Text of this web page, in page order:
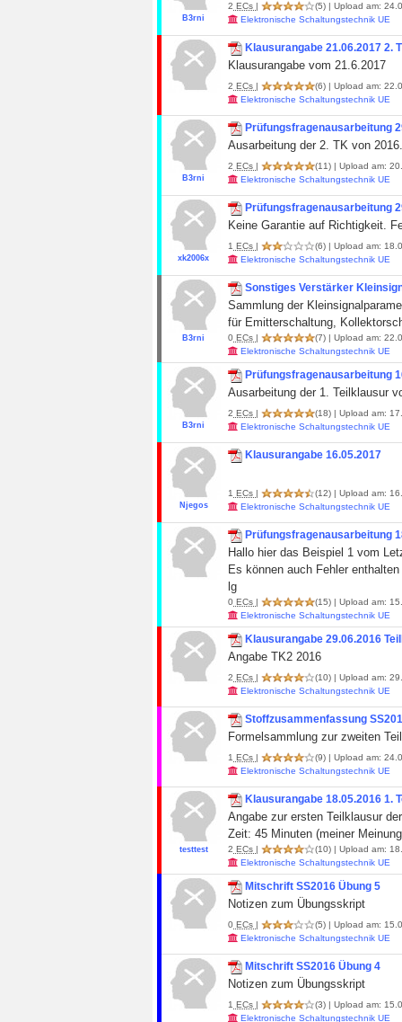
B3rni
2 ECs | (5) | Upload am:
Elektronische Schaltungstechnik UE
Klausurangabe 21.06.2017 2.
Klausurangabe vom 21.6.2017
2 ECs | (6) | Upload am:
Elektronische Schaltungstechnik UE
B3rni
Prüfungsfragenausarbeitung
Ausarbeitung der 2. TK von
2 ECs | (11) | Upload am:
Elektronische Schaltungstechnik UE
xk2006x
Prüfungsfragenausarbeitung
Keine Garantie auf Richtigkeit.
1 ECs | (6) | Upload am:
Elektronische Schaltungstechnik UE
B3rni
Sonstiges Verstärker
Sammlung der
für Emitterschaltung,
0 ECs | (7) | Upload am:
Elektronische Schaltungstechnik UE
B3rni
Prüfungsfragenausarbeitung
Ausarbeitung der 1. Teilklausur
2 ECs | (18) | Upload am:
Elektronische Schaltungstechnik UE
Njegos
Klausurangabe 16.05.2017
1 ECs | (12) | Upload am:
Elektronische Schaltungstechnik UE
Prüfungsfragenausarbeitung
Hallo hier das Beispiel 1 vom
Es können auch Fehler
lg
0 ECs | (15) | Upload am:
Elektronische Schaltungstechnik UE
Klausurangabe 29.06.2016
Angabe TK2 2016
2 ECs | (10) | Upload am:
Elektronische Schaltungstechnik UE
Stoffzusammenfassung
Formelsammlung zur zweiten
1 ECs | (9) | Upload am:
Elektronische Schaltungstechnik UE
testtest
Klausurangabe 18.05.2016 1.
Angabe zur ersten Teilklausur
Zeit: 45 Minuten (meiner
2 ECs | (10) | Upload am:
Elektronische Schaltungstechnik UE
Mitschrift SS2016 Übung 5
Notizen zum Übungsskript
0 ECs | (5) | Upload am:
Elektronische Schaltungstechnik UE
Mitschrift SS2016 Übung 4
Notizen zum Übungsskript
1 ECs | (3) | Upload am:
Elektronische Schaltungstechnik UE